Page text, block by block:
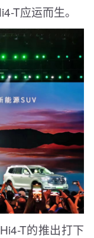
T应运而生。
T的推出打下